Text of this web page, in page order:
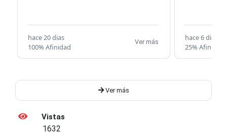
hace 20 dias
100% Afinidad
Ver más
hace 6 dias
25% Afinidad
Ver más
Vistas
1632